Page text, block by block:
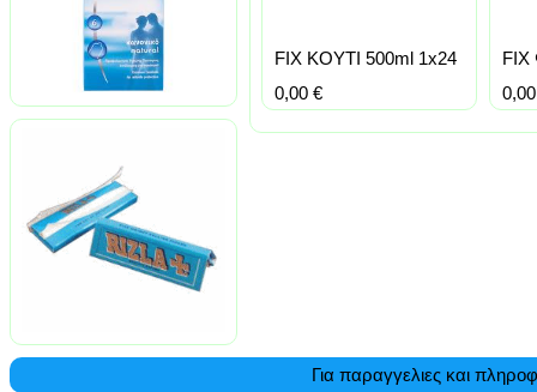
FIX ΚΟΥΤΙ 500ml 1x24
0,00 €
FIX
Για παραγγελιες και